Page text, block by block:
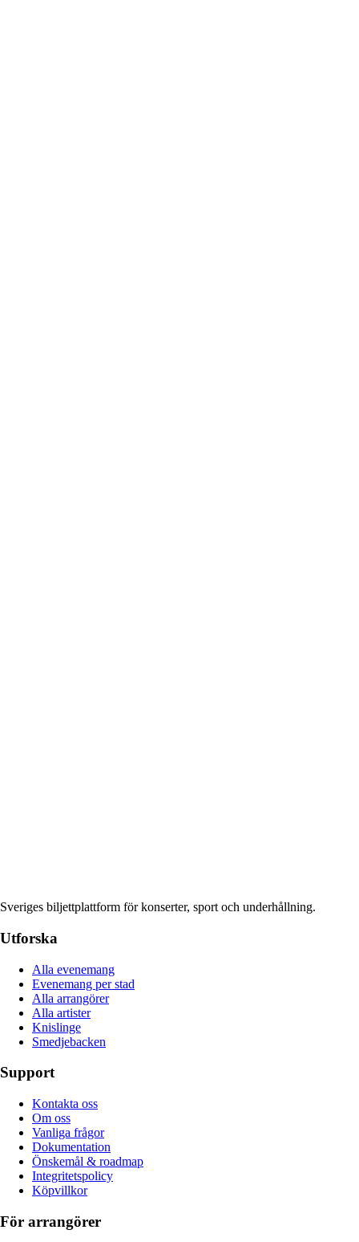
Sveriges biljettplattform för konserter, sport och underhållning.
Utforska
Alla evenemang
Evenemang per stad
Alla arrangörer
Alla artister
Knislinge
Smedjebacken
Support
Kontakta oss
Om oss
Vanliga frågor
Dokumentation
Önskemål & roadmap
Integritetspolicy
Köpvillkor
För arrangörer